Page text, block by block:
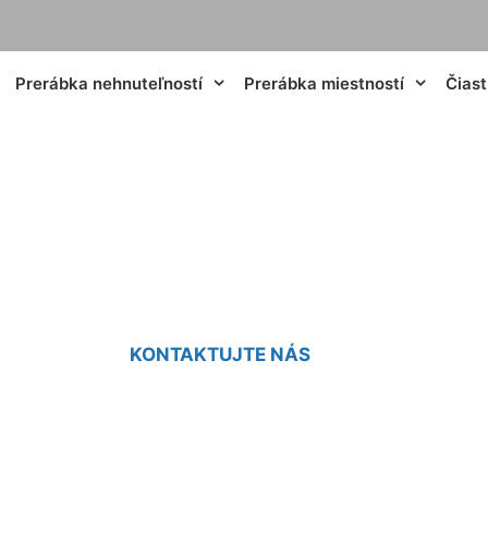
Prerábka nehnuteľností Prerábka miestností
KONTAKTUJTE NÁS